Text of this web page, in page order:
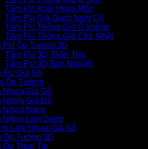
Tấm PU Khải Hoàn Môn
Tấm PU Giả Gạch Ngói Cổ
Tấm PU Thông Gió Ô Vuông
Tấm PU Thông Gió Chữ Nhật
PU Ốp Tường 3D
Tấm PU 3D Thân Trúc
Tấm PU 3D Bán Nguyệt
PU Giả Gỗ
Ốp Tường
Nhựa Giả Gỗ
Nhựa Giả Đá
Nhựa Nano
Nhựa Lam Sóng
Lam Nhựa Giả Gỗ
Ốp Tường 3D
Ốp Than Tre